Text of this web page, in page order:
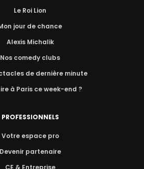
Le Roi Lion
jour de chance
Alexis Michalik
Nos comedy clubs
de dernière minute
à Paris ce week-end ?
PROFESSIONNELS
Votre espace pro
Devenir partenaire